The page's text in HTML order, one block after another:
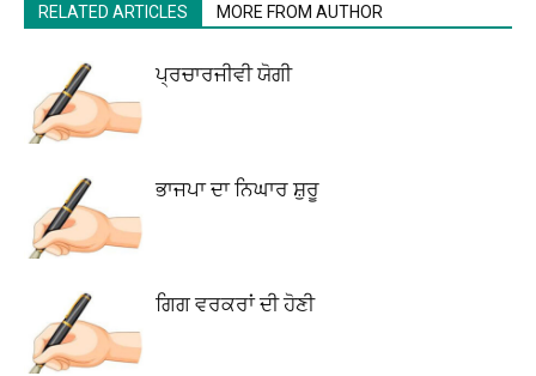
RELATED ARTICLES MORE FROM AUTHOR
ਪ੍ਰਚਾਰਜੀਵੀ ਯੋਗੀ
ਭਾਜਪਾ ਦਾ ਨਿਘਾਰ ਸ਼ੁਰੂ
ਗਿਗ ਵਰਕਰਾਂ ਦੀ ਹੋਣੀ